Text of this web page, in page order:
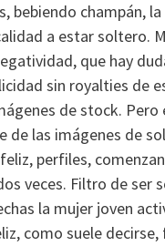
bebiendo champán,
a estar soltero.
que hay
sin royalties de
de stock. Pero
de las imágenes de
perfiles,
veces. Filtro de ser
la mujer joven
como suele decirse,